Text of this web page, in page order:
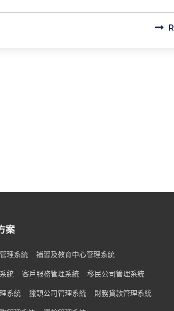
案
理系統 補習及教育中心管理系統
統 客戶服務管理系統 移民公司管理系統
系統 獵頭公司管理系統 財務貸款管理系統